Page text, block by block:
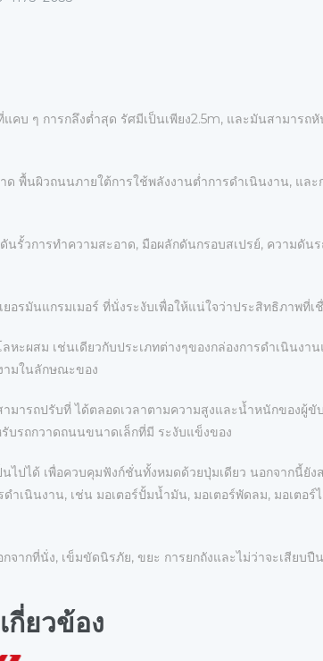
บ ๆ การกลึงต่ำสุด รัศมีเป็นเพียง2.5m, และมันสามาร
พื้นผิวถนนภายใต้การใช้พลังงานต่ำการดําเนินงาน, แล
วการทําความสะอาด, มือผลักดันกรอบสเปรย์, ความดัน
รมันแกรมเมอร์ ที่นั่งระงับเพื่อให้แน่ใจว่าประสิทธิภาพที่เ
ผสม เช่นเดียวกับประเภทต่างๆของกล่องการดําเนินงา
ามในลักษณะของ
มารถปรับที่ ได้ตลอดเวลาตามความสูงและน้ำหนักของผู้
บรถกวาดถนนขนาดเล็กที่มี ระงับแข็งของ
ได้ เพื่อควบคุมฟังก์ชั่นทั้งหมดด้วยปุ่มเดียว นอกจากนี้ยัง
เนินงาน, เช่น มอเตอร์ปั้มน้ำมัน, มอเตอร์พัดลม, มอเตอร์
ากที่นั่ง, เข็มขัดนิรภัย, ขยะ การยกถังและไม่ว่าจะเสียบปื
กี่ยวข้อง